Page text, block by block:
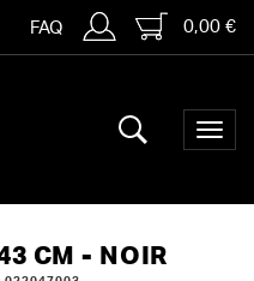
FAQ 0,00 €
CM - NOIR